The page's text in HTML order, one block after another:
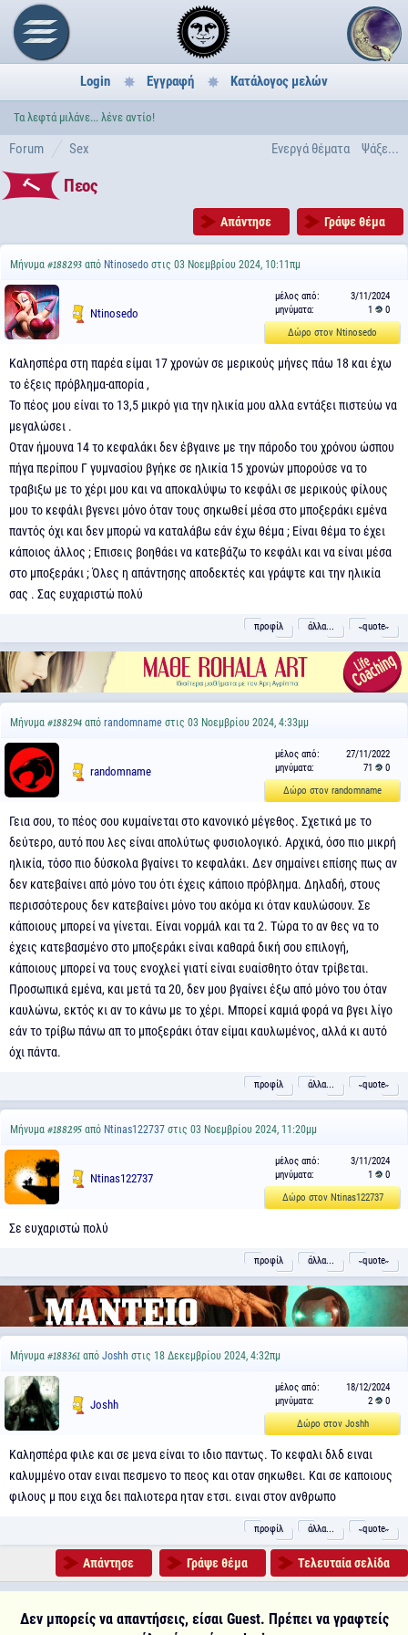
Login Εγγραφή Κατάλογος μελών
Τα λεφτά μιλάνε... λένε αντίο!
Ενεργά θέματα Ψάξε...
Forum Sex
Πεος
Απάντησε Γράψε θέμα
Μήνυμα #188293 από Ntinosedo στις 03 Νοεμβρίου 2024, 10:11πμ
Ntinosedo
μέλος από:
3/11/2024
μηνύματα:
1
0
Δώρο στον Ntinosedo
Καλησπέρα στη παρέα είμαι 17 χρονών σε μερικούς μήνες πάω 18 και έχω
το έξεις πρόβλημα-απορία ,
Το πέος μου είναι το 13,5 μικρό για την ηλικία μου αλλα εντάξει πιστεύω να
μεγαλώσει .
Οταν ήμουνα 14 το κεφαλάκι δεν έβγαινε με την πάροδο του χρόνου ώσπου
πήγα περίπου Γ γυμνασίου βγήκε σε ηλικία 15 χρονών μπορούσε να το
τραβιξω με το χέρι μου και να αποκαλύψω το κεφάλι σε μερικούς φίλους
μου το κεφάλι βγενει μόνο όταν τους σηκωθεί μέσα στο μποξεράκι εμένα
παντός όχι και δεν μπορώ να καταλάβω εάν έχω θέμα ; Είναι θέμα το έχει
κάποιος άλλος ; Επισεις βοηθάει να κατεβάζω το κεφάλι και να είναι μέσα
στο μποξεράκι ; Όλες η απάντησης αποδεκτές και γράψτε και την ηλικία
σας . Σας ευχαριστώ πολύ
προφίλ άλλα... ˵quote˶
Μήνυμα #188294 από randomname στις 03 Νοεμβρίου 2024, 4:33μμ
randomname
μέλος από:
27/11/2022
μηνύματα:
71
0
Δώρο στον randomname
Γεια σου, το πέος σου κυμαίνεται στο κανονικό μέγεθος. Σχετικά με το
δεύτερο, αυτό που λες είναι απολύτως φυσιολογικό. Αρχικά, όσο πιο μικρή
ηλικία, τόσο πιο δύσκολα βγαίνει το κεφαλάκι. Δεν σημαίνει επίσης πως αν
δεν κατεβαίνει από μόνο του ότι έχεις κάποιο πρόβλημα. Δηλαδή, στους
περισσότερους δεν κατεβαίνει μόνο του ακόμα κι όταν καυλώσουν. Σε
κάποιους μπορεί να γίνεται. Είναι νορμάλ και τα 2. Τώρα το αν θες να το
έχεις κατεβασμένο στο μποξεράκι είναι καθαρά δική σου επιλογή,
κάποιους μπορεί να τους ενοχλεί γιατί είναι ευαίσθητο όταν τρίβεται.
Προσωπικά εμένα, και μετά τα 20, δεν μου βγαίνει έξω από μόνο του όταν
καυλώνω, εκτός κι αν το κάνω με το χέρι. Μπορεί καμιά φορά να βγει λίγο
εάν το τρίβω πάνω απ το μποξεράκι όταν είμαι καυλωμένος, αλλά κι αυτό
όχι πάντα.
προφίλ άλλα... ˵quote˶
Μήνυμα #188295 από Ntinas122737 στις 03 Νοεμβρίου 2024, 11:20μμ
Ntinas122737
μέλος από:
3/11/2024
μηνύματα:
1
0
Δώρο στον Ntinas122737
Σε ευχαριστώ πολύ
προφίλ άλλα... ˵quote˶
Μήνυμα #188361 από Joshh στις 18 Δεκεμβρίου 2024, 4:32πμ
Joshh
μέλος από:
18/12/2024
μηνύματα:
2
0
Δώρο στον Joshh
Καλησπέρα φιλε και σε μενα είναι το ιδιο παντως. Το κεφαλι δλδ ειναι
καλυμμένο οταν ειναι πεσμενο το πεος και οταν σηκωθει. Και σε καποιους
φιλους μ που ειχα δει παλιοτερα ηταν ετσι. ειναι στον ανθρωπο
προφίλ άλλα... ˵quote˶
Απάντησε Γράψε θέμα Τελευταία σελίδα
Δεν μπορείς να απαντήσεις, είσαι Guest. Πρέπει να γραφτείς